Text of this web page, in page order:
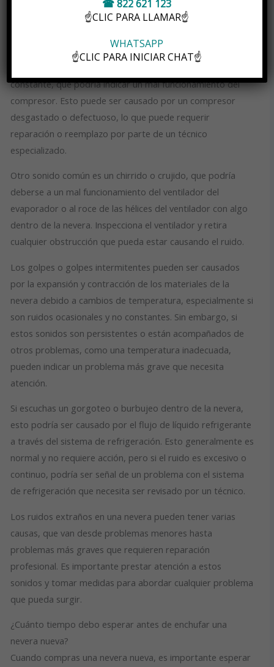
¿Por qué mi nevera hace ruidos extraños?
señal de diversos problemas que necesitan atención. Uno
constante, que podría indicar un mal funcionamiento del
compresor. Esto puede ser causado por un compresor
desgastado o defectuoso, lo que puede requerir
reparación o reemplazo por parte de un técnico
especializado.
Otro sonido común es un chirrido o crujido, que podría
deberse a un mal funcionamiento del ventilador del
evaporador o al roce de las hélices del ventilador con algo
dentro de la nevera. Inspecciona el ventilador y retira
cualquier obstrucción que pueda estar causando el ruido.
Los golpes o golpes intermitentes pueden ser causados
por la expansión y contracción de los materiales de la
nevera debido a cambios de temperatura, especialmente si
son ruidos ocasionales y no constantes. Sin embargo, si
estos sonidos son persistentes o están acompañados de
otros problemas, como una temperatura inadecuada,
pueden indicar un problema más grave que necesita
atención.
Si escuchas un gorgoteo o burbujeo dentro de la nevera,
esto podría ser causado por el flujo de líquido refrigerante
a través del sistema de refrigeración. Esto generalmente es
normal y no requiere acción, pero si el ruido es excesivo o
continuo, podría ser señal de un problema con el sistema
de refrigeración que necesita ser revisado por un técnico.
Los ruidos extraños en una nevera pueden tener varias
causas, que van desde problemas menores hasta
problemas más graves que requieren reparación
profesional. Es importante prestar atención a estos
sonidos y tomar medidas para abordar cualquier problema
que pueda surgir.
¿Cuánto tiempo debo esperar antes de enchufar una
nevera nueva?
Cuando compras una nevera nueva, es importante esperar
☎ 822 621 123
☝CLIC PARA LLAMAR☝
WHATSAPP
☝CLIC PARA INICIAR CHAT☝